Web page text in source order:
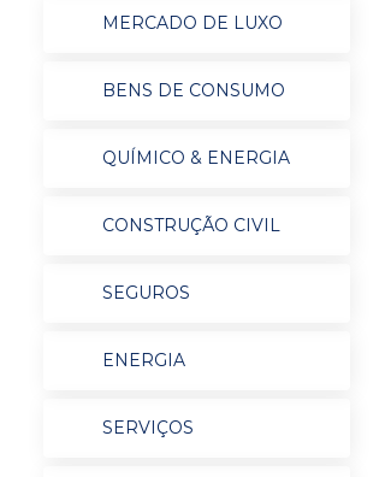
MERCADO DE LUXO
BENS DE CONSUMO
QUÍMICO & ENERGIA
CONSTRUÇÃO CIVIL
SEGUROS
ENERGIA
SERVIÇOS